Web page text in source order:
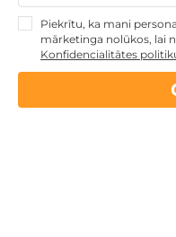
par nakti
Dāvanas ģimenei
3
Piekrītu, ka mani
mārketinga nolūkos, lai
Konfidencialitātes